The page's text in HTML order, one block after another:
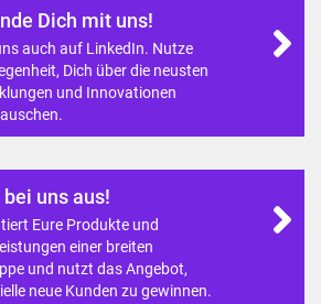
Dich mit uns!
auch auf LinkedIn. Nutze
Dich über die neusten
und Innovationen
uns aus!
Eure Produkte und
einer breiten
und nutzt das Angebot,
neue Kunden zu gewinnen.